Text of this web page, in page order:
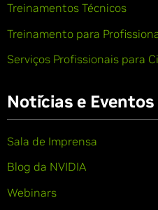
Treinamentos Técnicos
Treinamento para
Serviços Profissionais para
Notícias e Eventos
Sala de Imprensa
Blog da NVIDIA
Webinars